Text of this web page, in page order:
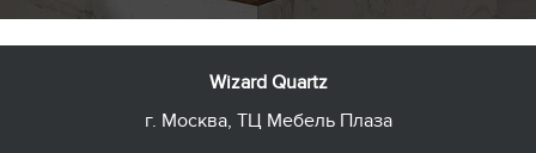
Wizard Quartz
г. Москва, ТЦ Мебель Плаза